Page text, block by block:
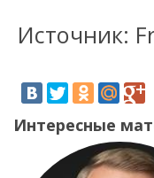
Источник:
Интересные